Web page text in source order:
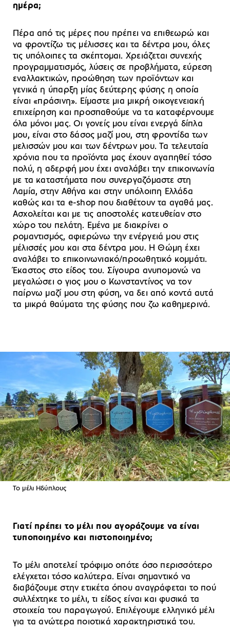
ημέρα;
Πέρα από τις μέρες που πρέπει να επιθεωρώ και
να φροντίζω τις μέλισσες και τα δέντρα μου, όλες
τις υπόλοιπες τα σκέπτομαι. Χρειάζεται συνεχής
προγραμματισμός, λύσεις σε προβλήματα, εύρεση
εναλλακτικών, προώθηση των προϊόντων και
γενικά η ύπαρξη μίας δεύτερης φύσης η οποία
είναι «πράσινη». Είμαστε μια μικρή οικογενειακή
επιχείρηση και προσπαθούμε να τα καταφέρνουμε
όλα μόνοι μας. Οι γονείς μου είναι ενεργά δίπλα
μου, είναι στο δάσος μαζί μου, στη φροντίδα των
μελισσών μου και των δέντρων μου. Τα τελευταία
χρόνια που τα προϊόντα μας έχουν αγαπηθεί τόσο
πολύ, η αδερφή μου έχει αναλάβει την επικοινωνία
με τα καταστήματα που συνεργαζόμαστε στη
Λαμία, στην Αθήνα και στην υπόλοιπη Ελλάδα
καθώς και τα e-shop που διαθέτουν τα αγαθά μας.
Ασχολείται και με τις αποστολές κατευθείαν στο
χώρο του πελάτη. Εμένα με διακρίνει ο
ρομαντισμός, αφιερώνω την ενέργειά μου στις
μέλισσές μου και στα δέντρα μου. Η Θώμη έχει
αναλάβει το επικοινωνιακό/προωθητικό κομμάτι.
Έκαστος στο είδος του. Σίγουρα ανυπομονώ να
μεγαλώσει ο γιος μου ο Κωνσταντίνος να τον
παίρνω μαζί μου στη φύση, να δει από κοντά αυτά
τα μικρά θαύματα της φύσης που ζω καθημερινά.
To μέλι Ηδύπλους
Γιατί πρέπει το μέλι που αγοράζουμε να είναι
τυποποιημένο και πιστοποιημένο;
Το μέλι αποτελεί τρόφιμο οπότε όσο περισσότερο
ελέγχεται τόσο καλύτερα. Είναι σημαντικό να
διαβάζουμε στην ετικέτα όπου αναγράφεται το πού
συλλέχτηκε το μέλι, τι είδος είναι και φυσικά τα
στοιχεία του παραγωγού. Επιλέγουμε ελληνικό μέλι
για τα ανώτερα ποιοτικά χαρακτηριστικά του.